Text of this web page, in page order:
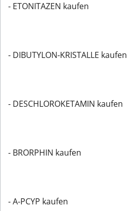
- ETONITAZEN kaufen
- DIBUTYLON-KRISTALLE kaufen
- DESCHLOROKETAMIN kaufen
- BRORPHIN kaufen
- A-PCYP kaufen